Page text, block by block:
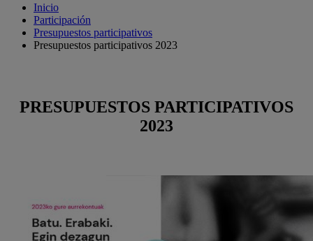
Inicio
Participación
Presupuestos participativos
Presupuestos participativos 2023
PRESUPUESTOS PARTICIPATIVOS
2023